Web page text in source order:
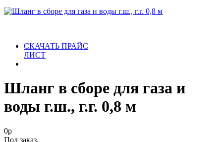
СКАЧАТЬ ПРАЙС
ЛИСТ
Шланг в сборе для газа и
воды г.ш., г.г. 0,8 м
0р
Под заказ.